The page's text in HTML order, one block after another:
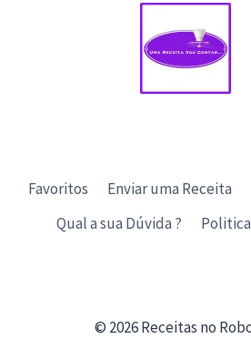
Favoritos Enviar uma Receita
Qual a sua Dúvida ?
© 2026 Receitas no